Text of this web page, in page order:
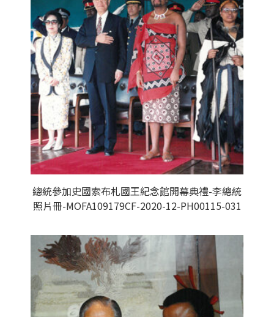
總統參加史國索布札國王紀念館開幕典禮-李總統
照片冊-MOFA109179CF-2020-12-PH00115-031